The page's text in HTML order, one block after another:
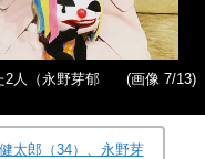
2人（永野芽郁
(画像 7/13)
太郎（34）、永野芽